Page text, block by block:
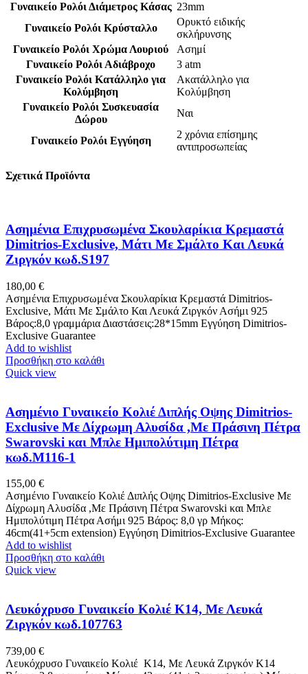
Γυναικείο Ρολόι Διάμετρος Κάσας 23mm
Γυναικείο Ρολόι Κρύσταλλο
Ορυκτό ειδικής
σκλήρυνσης
Γυναικείο Ρολόι Χρώμα Λουριού
Ασημί
Γυναικείο Ρολόι Αδιάβροχο
3 atm
Γυναικείο Ρολόι Κατάλληλο για
Κολύμβηση
Ακατάλληλο για
Κολύμβηση
Γυναικείο Ρολόι Συσκευασία
Δώρου
Ναι
Γυναικείο Ρολόι Εγγύηση
2 χρόνια επίσημης
αντιπροσωπείας
Σχετικά Προϊόντα
Ασημένια Eπιχρυσωμένα Σκουλαρίκια Κρεμαστά
Dimitrios-Exclusive, Μάτι Με Σμάλτο Και Λευκά
Ζιργκόν κωδ.S197
180,00 €
Ασημένια Eπιχρυσωμένα Σκουλαρίκια Κρεμαστά Dimitrios-
Exclusive, Μάτι Με Σμάλτο Και Λευκά Ζιργκόν Ασήμι 925
Βάρος:8,0 γραμμάρια Διαστάσεις:28*15mm Εγγύηση Dimitrios-
Exclusive Guarantee
Add to wishlist
Προσθήκη στο καλάθι
Quick view
Ασημένιο Γυναικείο Κολιέ Διπλής Οψης Dimitrios-
Exclusive Με Δίχρωμη Αλυσίδα ,Με Πράσινη Πέτρα
Swarovski και Μπλε Ημιπολύτιμη Πέτρα
κωδ.M116-1
155,00 €
Ασημένιο Γυναικείο Κολιέ Διπλής Οψης Dimitrios-Exclusive Με
Δίχρωμη Αλυσίδα ,Με Πράσινη Πέτρα Swarovski και Μπλε
Ημιπολύτιμη Πέτρα Ασήμι 925 Βάρος: 8,0 γρ Μήκος:
46cm(41+5cm extension) Εγγύηση Dimitrios-Exclusive Guarantee
Add to wishlist
Προσθήκη στο καλάθι
Quick view
Λευκόχρυσο Γυναικείο Κολιέ Κ14, Με Λευκά
Ζιργκόν κωδ.107763
739,00 €
Λευκόχρυσο Γυναικείο Κολιέ Κ14, Με Λευκά Ζιργκόν Κ14